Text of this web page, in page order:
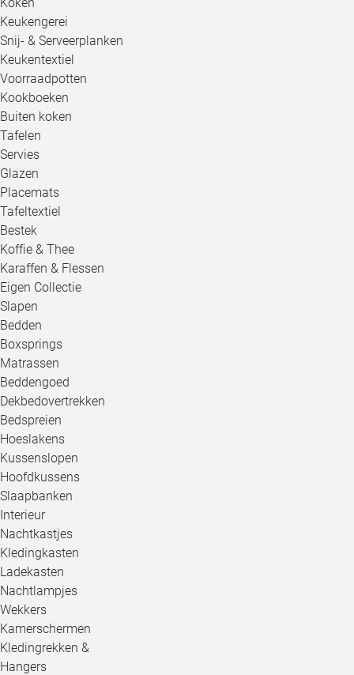
Keukengerei
Snij- & Serveerplanken
Keukentextiel
Voorraadpotten
Kookboeken
Buiten koken
Tafelen
Servies
Glazen
Placemats
Tafeltextiel
Bestek
Koffie & Thee
Karaffen & Flessen
Eigen Collectie
Slapen
Bedden
Boxsprings
Matrassen
Beddengoed
Dekbedovertrekken
Bedspreien
Hoeslakens
Kussenslopen
Hoofdkussens
Slaapbanken
Interieur
Nachtkastjes
Kledingkasten
Ladekasten
Nachtlampjes
Wekkers
Kamerschermen
Kledingrekken &
Hangers